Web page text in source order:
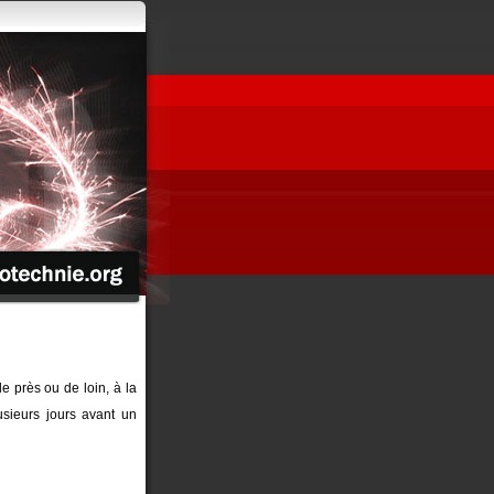
près ou de loin, à la
jours avant un